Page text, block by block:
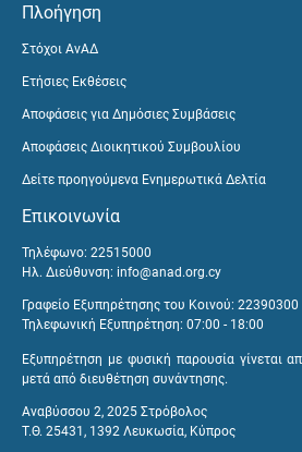
Πλοήγηση
Στόχοι ΑνΑΔ
Ετήσιες Εκθέσεις
Αποφάσεις για Δημόσιες Συμβάσεις
Αποφάσεις Διοικητικού Συμβουλίου
Δείτε προηγούμενα Ενημερωτικά Δελτία
Επικοινωνία
Τηλέφωνο: 22515000
Ηλ. Διεύθυνση: info@anad.org.cy
Γραφείο Εξυπηρέτησης του Κοινού: 22390300
Τηλεφωνική Εξυπηρέτηση: 07:00 - 18:00
Εξυπηρέτηση με φυσική παρουσία γίνεται
μετά από διευθέτηση συνάντησης.
Αναβύσσου 2, 2025 Στρόβολος
Τ.Θ. 25431, 1392 Λευκωσία, Κύπρος